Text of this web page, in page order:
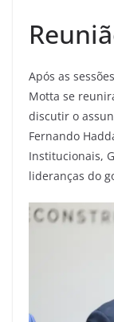
Após as
Motta se
discutir o
Fernando
Institucionais,
lideranças do